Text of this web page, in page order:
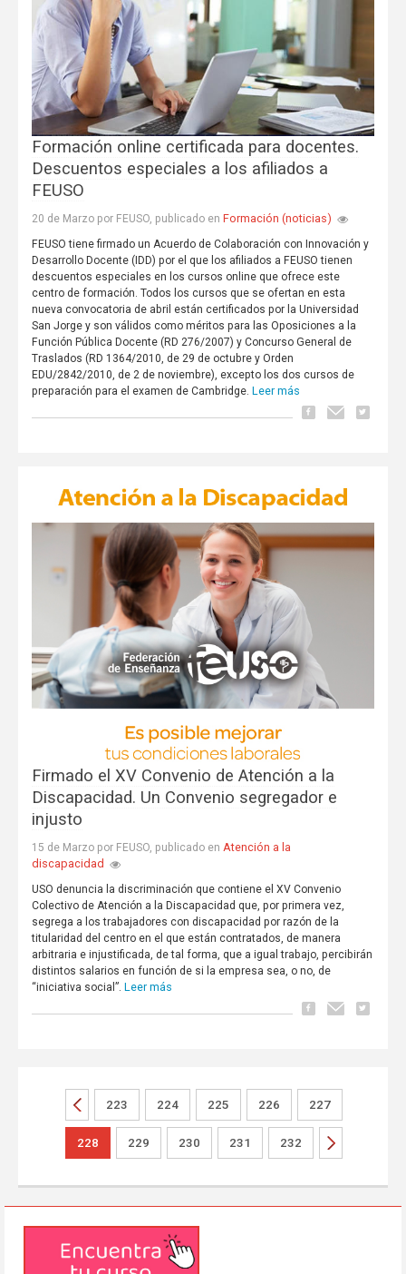
Formación online certificada para docentes.
Descuentos especiales a los afiliados a
FEUSO
20 de Marzo por FEUSO, publicado en Formación (noticias)
FEUSO tiene firmado un Acuerdo de Colaboración con Innovación y
Desarrollo Docente (IDD) por el que los afiliados a FEUSO tienen
descuentos especiales en los cursos online que ofrece este
centro de formación. Todos los cursos que se ofertan en esta
nueva convocatoria de abril están certificados por la Universidad
San Jorge y son válidos como méritos para las Oposiciones a la
Función Pública Docente (RD 276/2007) y Concurso General de
Traslados (RD 1364/2010, de 29 de octubre y Orden
EDU/2842/2010, de 2 de noviembre), excepto los dos cursos de
preparación para el examen de Cambridge. Leer más
Firmado el XV Convenio de Atención a la
Discapacidad. Un Convenio segregador e
injusto
15 de Marzo por FEUSO, publicado en Atención a la
discapacidad
USO denuncia la discriminación que contiene el XV Convenio
Colectivo de Atención a la Discapacidad que, por primera vez,
segrega a los trabajadores con discapacidad por razón de la
titularidad del centro en el que están contratados, de manera
arbitraria e injustificada, de tal forma, que a igual trabajo, percibirán
distintos salarios en función de si la empresa sea, o no, de
“iniciativa social”. Leer más
223 224 225 226 227
228 229 230 231 232